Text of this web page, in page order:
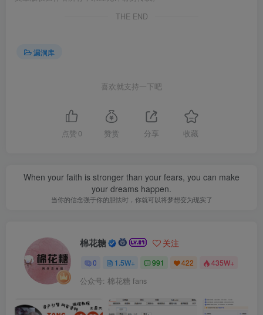
THE END
漏洞库
喜欢就支持一下吧
点赞 0 赞赏 分享 收藏
When your faith is stronger than your fears, you can make
your dreams happen.
当你的信念强于你的胆怯时，你就可以将梦想变为现实了
棉花糖 关注
0 1.5W+ 991 422 435W+
公众号: 棉花糖 fans